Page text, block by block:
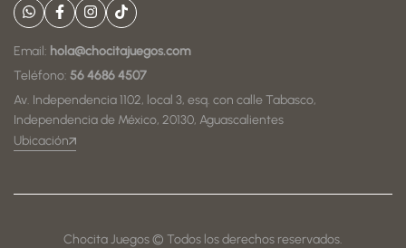
Email: hola@chocitajuegos.com
Teléfono: 56 4686 4507
Av. Independencia 1102, local 3, esq. con calle Tabasco,
Independencia de México, 20130, Aguascalientes
Ubicación
Chocita Juegos © Todos los derechos reservados.